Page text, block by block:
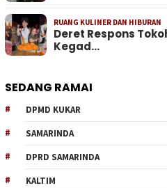
RUANG KULINER DAN HIBURAN
Deret Respons
Kegad…
SEDANG RAMAI
DPMD KUKAR
SAMARINDA
DPRD SAMARINDA
KALTIM